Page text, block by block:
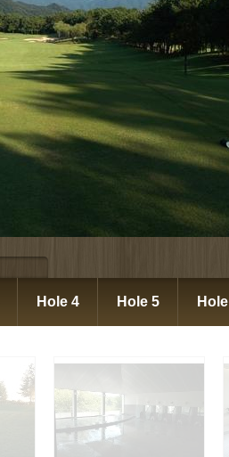
Hole 4 Hole 5
拡大する